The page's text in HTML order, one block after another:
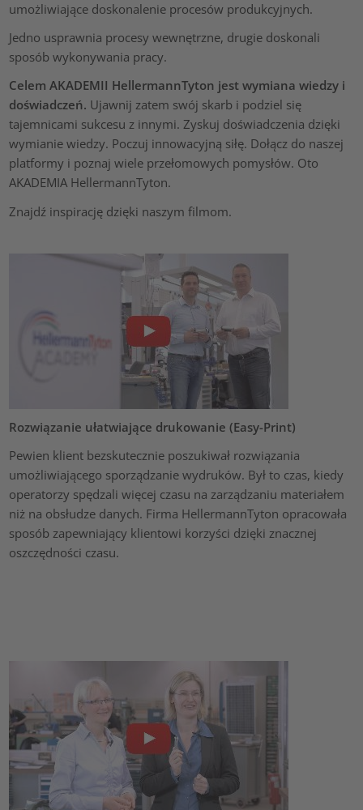
umożliwiające doskonalenie procesów produkcyjnych.
Jedno usprawnia procesy wewnętrzne, drugie doskonali
sposób wykonywania pracy.
Celem AKADEMII HellermannTyton jest wymiana wiedzy i
doświadczeń. Ujawnij zatem swój skarb i podziel się
tajemnicami sukcesu z innymi. Zyskuj doświadczenia dzięki
wymianie wiedzy. Poczuj innowacyjną siłę. Dołącz do naszej
platformy i poznaj wiele przełomowych pomysłów. Oto
AKADEMIA HellermannTyton.
Znajdź inspirację dzięki naszym filmom.
Rozwiązanie ułatwiające drukowanie (Easy-Print)
Pewien klient bezskutecznie poszukiwał rozwiązania
umożliwiającego sporządzanie wydruków. Był to czas, kiedy
operatorzy spędzali więcej czasu na zarządzaniu materiałem
niż na obsłudze danych. Firma HellermannTyton opracowała
sposób zapewniający klientowi korzyści dzięki znacznej
oszczędności czasu.